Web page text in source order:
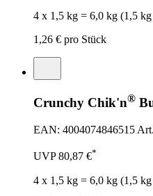
4 x 1,5 kg = 6,0 kg (1,5
1,26 € pro Stück
Crunchy Chik'n®
EAN: 4004074846515
UVP80,87 €*
4 x 1,5 kg = 6,0 kg (1,5